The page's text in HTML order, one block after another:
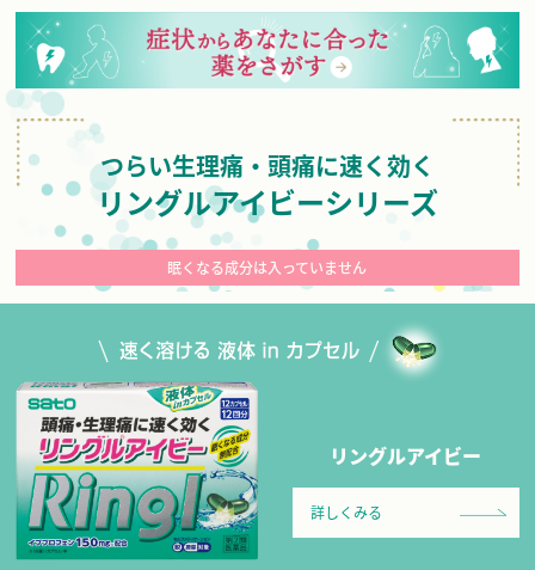
つらい生理痛・頭痛に速く効く
リングルアイビーシリーズ
眠くなる成分は入っていません
リングルアイビー
詳しくみる